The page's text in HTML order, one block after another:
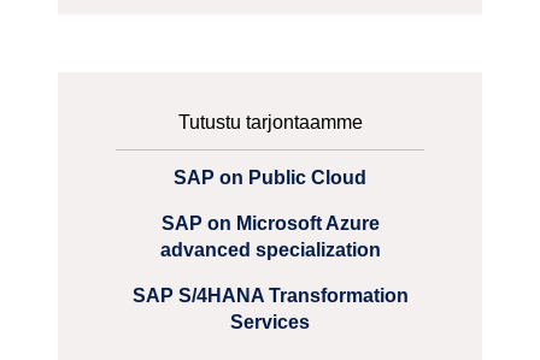
Tutustu tarjontaamme
SAP on Public Cloud
SAP on Microsoft Azure
advanced specialization
SAP S/4HANA Transformation
Services